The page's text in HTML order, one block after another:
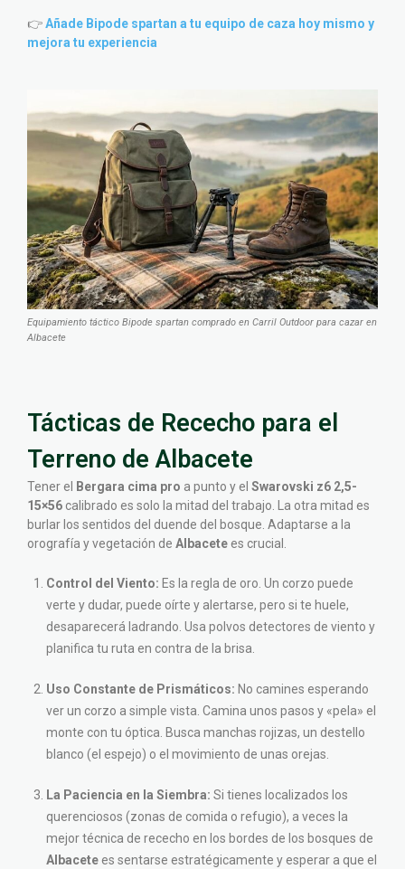
👉Añade Bipode spartan a tu equipo de caza hoy mismo y
mejora tu experiencia
Equipamiento táctico Bipode spartan comprado en Carril Outdoor para cazar en
Albacete
Tácticas de Rececho para el
Terreno de Albacete
Tener el Bergara cima pro a punto y el Swarovski z6 2,5-
15×56 calibrado es solo la mitad del trabajo. La otra mitad es
burlar los sentidos del duende del bosque. Adaptarse a la
orografía y vegetación de Albacete es crucial.
Control del Viento: Es la regla de oro. Un corzo puede
verte y dudar, puede oírte y alertarse, pero si te huele,
desaparecerá ladrando. Usa polvos detectores de viento y
planifica tu ruta en contra de la brisa.
Uso Constante de Prismáticos: No camines esperando
ver un corzo a simple vista. Camina unos pasos y «pela» el
monte con tu óptica. Busca manchas rojizas, un destello
blanco (el espejo) o el movimiento de unas orejas.
La Paciencia en la Siembra: Si tienes localizados los
querenciosos (zonas de comida o refugio), a veces la
mejor técnica de rececho en los bordes de los bosques de
Albacete es sentarse estratégicamente y esperar a que el